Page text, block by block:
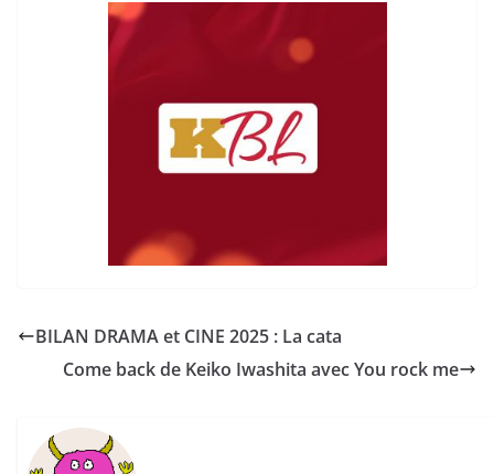
BILAN DRAMA et CINE 2025 : La cata
Come back de Keiko Iwashita avec You rock me